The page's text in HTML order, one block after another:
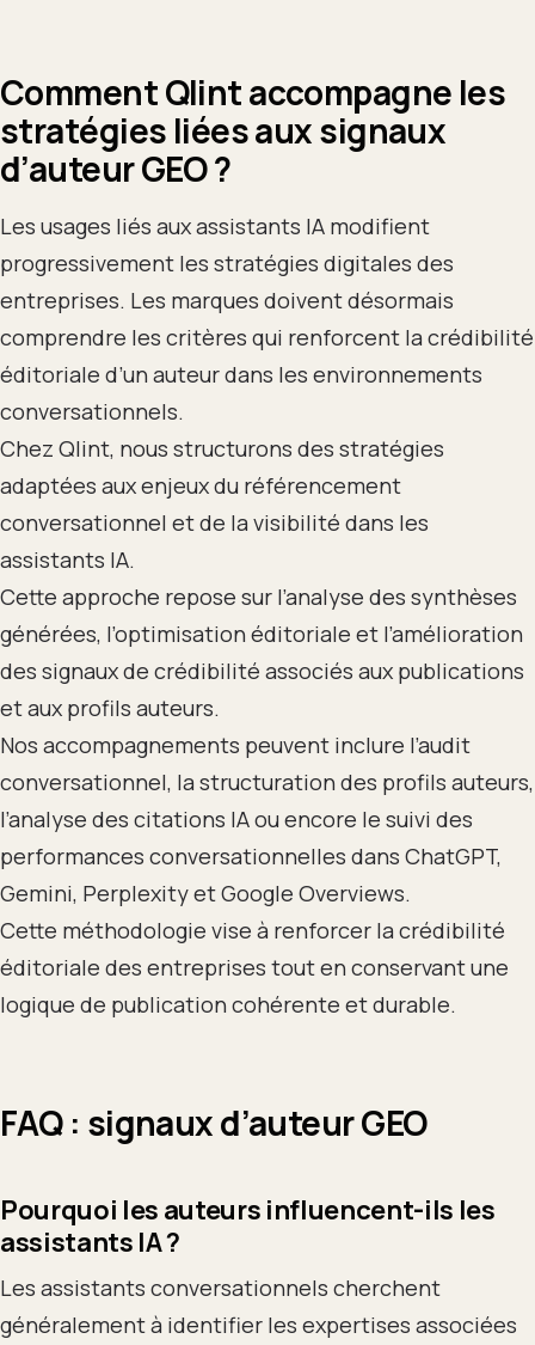
Comment Qlint accompagne les
stratégies liées aux signaux
d’auteur GEO ?
Les usages liés aux assistants IA modifient
progressivement les stratégies digitales des
entreprises. Les marques doivent désormais
comprendre les critères qui renforcent la crédibilité
éditoriale d’un auteur dans les environnements
conversationnels.
Chez Qlint, nous structurons des stratégies
adaptées aux enjeux du référencement
conversationnel et de la visibilité dans les
assistants IA.
Cette approche repose sur l’analyse des synthèses
générées, l’optimisation éditoriale et l’amélioration
des signaux de crédibilité associés aux publications
et aux profils auteurs.
Nos accompagnements peuvent inclure l’audit
conversationnel, la structuration des profils auteurs,
l’analyse des citations IA ou encore le suivi des
performances conversationnelles dans ChatGPT,
Gemini, Perplexity et Google Overviews.
Cette méthodologie vise à renforcer la crédibilité
éditoriale des entreprises tout en conservant une
logique de publication cohérente et durable.
FAQ : signaux d’auteur GEO
Pourquoi les auteurs influencent-ils les
assistants IA ?
Les assistants conversationnels cherchent
généralement à identifier les expertises associées